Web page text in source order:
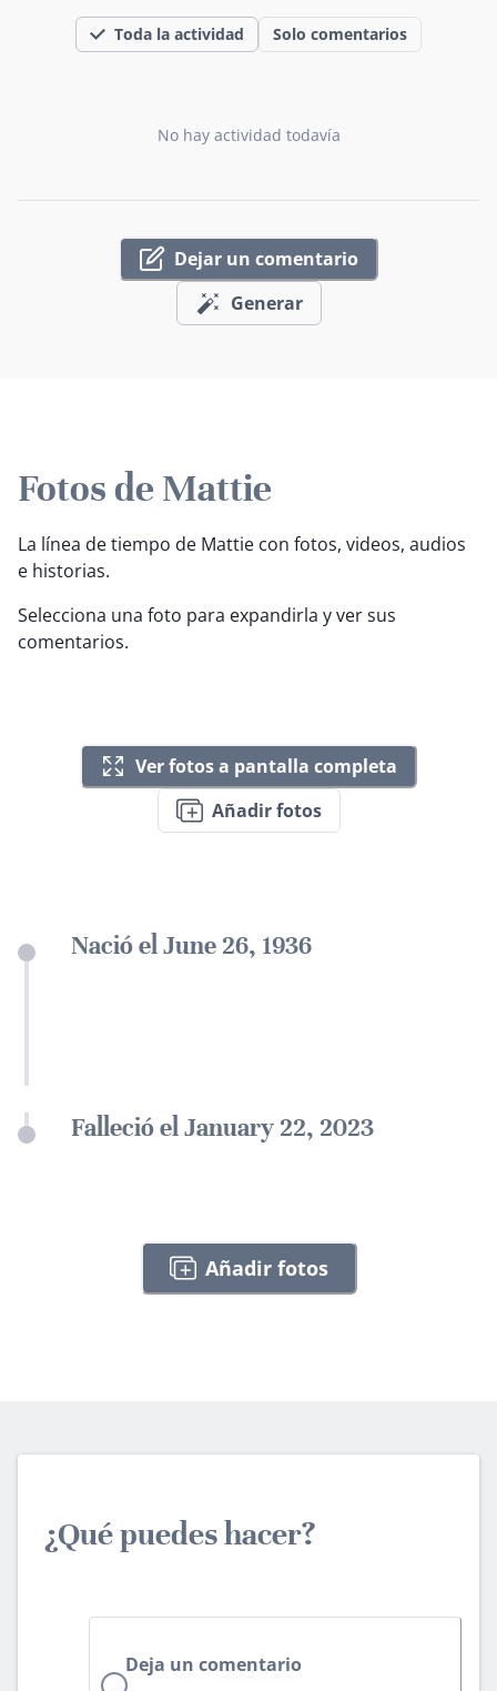
Toda la actividad Solo comentarios
No hay actividad todavía
Dejar un comentario
Generar
Fotos de Mattie
La línea de tiempo de Mattie con fotos, videos, audios
e historias.
Selecciona una foto para expandirla y ver sus
comentarios.
Ver fotos a pantalla completa
Añadir fotos
Nació el June 26, 1936
Falleció el January 22, 2023
Añadir fotos
¿Qué puedes hacer?
Deja un comentario